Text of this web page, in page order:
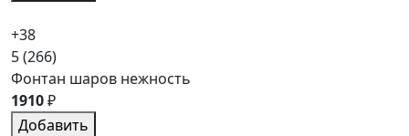
+38
5(266)
Фонтан шаров нежность
1910₽
Добавить